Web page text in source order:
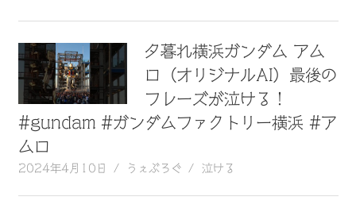
夕暮れ横浜ガンダム アム
ロ（オリジナルAI）最後の
フレーズが泣ける！
#gundam #ガンダムファクトリー横浜 #ア
ムロ
2024年4月10日 うぇぶろぐ 泣ける